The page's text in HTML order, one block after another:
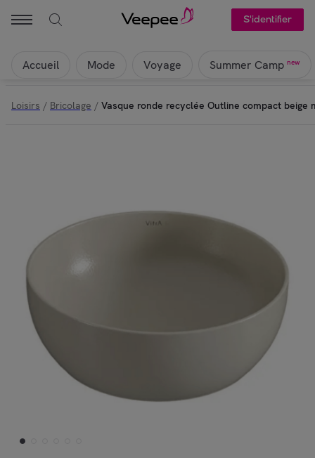
S'identifier
Accueil Mode Voyage Summer Camp new
Loisirs / Bricolage / Vasque ronde recyclée Outline compact beige